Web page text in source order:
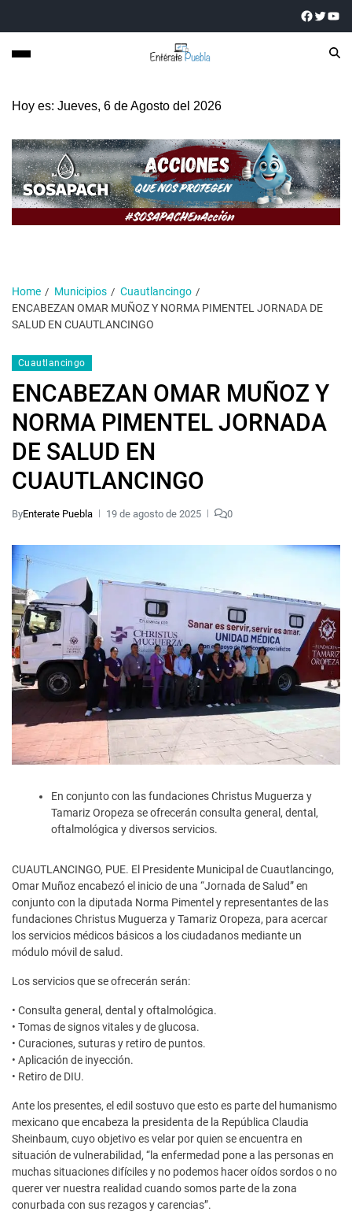
Hoy es: Jueves, 6 de Agosto del 2026
Home Municipios
Cuautlancingo
ENCABEZAN OMAR MUÑOZ Y NORMA PIMENTEL JORNADA DE
SALUD EN CUAUTLANCINGO
Cuautlancingo
ENCABEZAN OMAR MUÑOZ Y
NORMA PIMENTEL JORNADA
DE SALUD EN
CUAUTLANCINGO
ByEnterate Puebla 19 de agosto de 2025 0
En conjunto con las fundaciones Christus Muguerza y
Tamariz Oropeza se ofrecerán consulta general, dental,
oftalmológica y diversos servicios.
CUAUTLANCINGO, PUE. El Presidente Municipal de Cuautlancingo,
Omar Muñoz encabezó el inicio de una “Jornada de Salud” en
conjunto con la diputada Norma Pimentel y representantes de las
fundaciones Christus Muguerza y Tamariz Oropeza, para acercar
los servicios médicos básicos a los ciudadanos mediante un
módulo móvil de salud.
Los servicios que se ofrecerán serán:
• Consulta general, dental y oftalmológica.
• Tomas de signos vitales y de glucosa.
• Curaciones, suturas y retiro de puntos.
• Aplicación de inyección.
• Retiro de DIU.
Ante los presentes, el edil sostuvo que esto es parte del humanismo
mexicano que encabeza la presidenta de la República Claudia
Sheinbaum, cuyo objetivo es velar por quien se encuentra en
situación de vulnerabilidad, “la enfermedad pone a las personas en
muchas situaciones difíciles y no podemos hacer oídos sordos o no
querer ver nuestra realidad cuando somos parte de la zona
conurbada con sus rezagos y carencias”.